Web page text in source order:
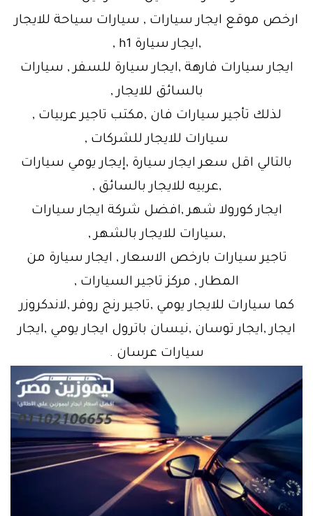
ارخص موقع ايجار سيارات , سيارات سياحة للايجار
,ايجار سيارة h1 ,
ايجار سيارات فارهة ,ايجار سيارة للسفر , سيارات
بالسائق للايجار ,
لذلك تأجير سيارات فان ,مكتب تاجير عربيات ,
سيارات للايجار للشركات ,
بالتالي اقل سعر ايجار سيارة ,إيجار يومي سيارات
,عربيه للايجار بالسائق ,
ايجار كورولا شهر ,افضل شركة ايجار سيارات
,سيارات للايجار بالشهر ,
تاجير سيارات بارخص الاسعار , ايجار سيارة من
المطار , مركز تاجير السيارات ,
كما سيارات للايجار يومي ,تاجير رنج روفر ,لاندكروزر
ايجار ,ايجار توسان ,نيسان باترول ايجار يومي ,ايجار
سيارات عرسان .